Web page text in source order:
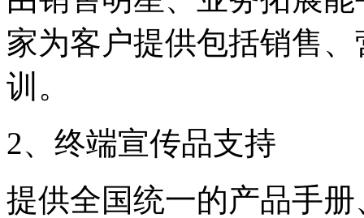
家为客户提供包括销售
训。
2、终端宣传品支持
提供全国统一的产品手